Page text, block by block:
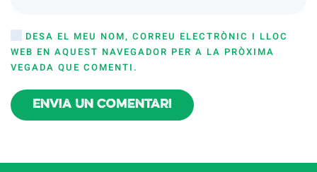
DESA EL MEU NOM, CORREU ELECTRÒNIC I LLOC
WEB EN AQUEST NAVEGADOR PER A LA PRÒXIMA
VEGADA QUE COMENTI.
Envia un comentari